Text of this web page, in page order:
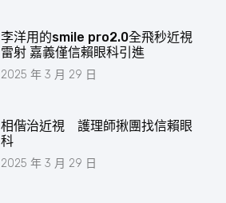
李洋用的smile pro2.0全飛秒近視
雷射 嘉義僅信賴眼科引進
2025 年 3 月 29 日
相偕治近視 護理師揪團找信賴眼
科
2025 年 3 月 29 日